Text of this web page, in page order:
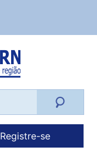
Registre-se